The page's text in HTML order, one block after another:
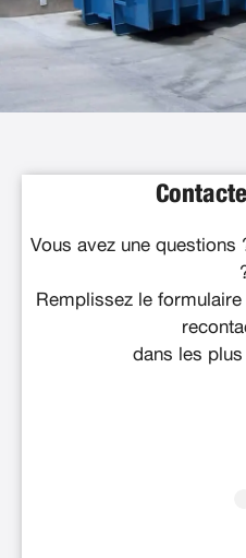
Vous avez une questions
Remplissez le
dans les